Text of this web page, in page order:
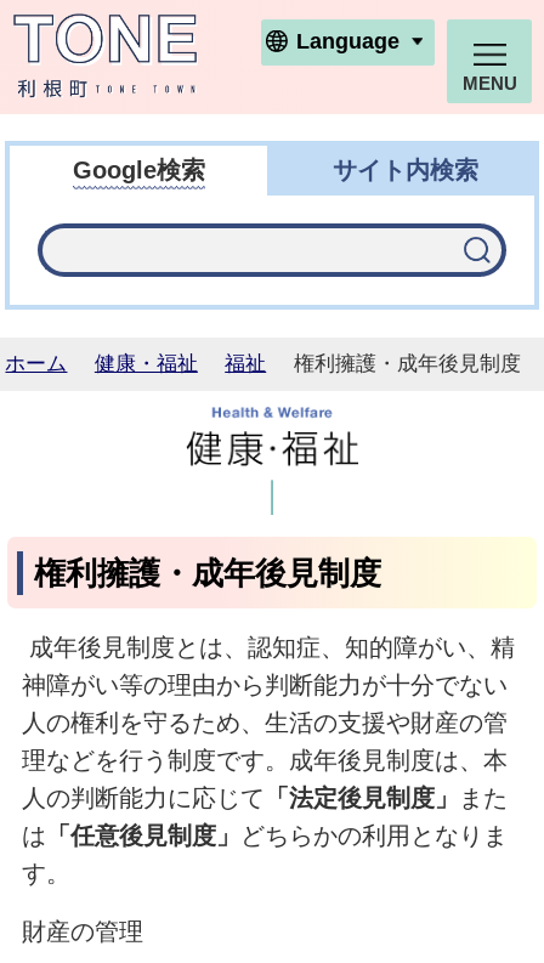
利根町ホームページ
Language
MENU
Google検索 サイト内検索
ホーム 健康・福祉 福祉 権利擁護・成年後見制度
権利擁護・成年後見制度
成年後見制度とは、認知症、 知的障がい、 精
神障がい等の理由から判断能力が十分でない
人の権利を守るため、生活の支援や財産の管
理などを行う制度です。 成年後見制度は、 本
人の判断能力に応じて 「法定後見制度」
また
は 「任意後見制度」
どちらかの利用となりま
す。
財産の管理